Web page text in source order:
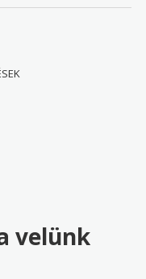
velünk